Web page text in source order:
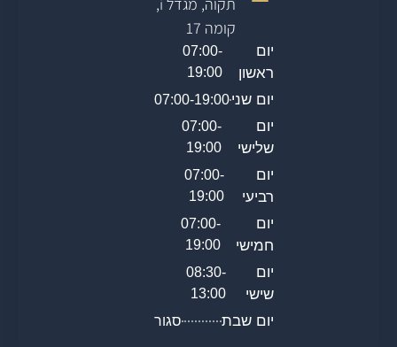
תקוה, מגדל i,
קומה 17
יום
ראשון
07:00-
19:00
יום שני07:00-19:00
יום
שלישי
07:00-
19:00
יום
רביעי
07:00-
19:00
יום
חמישי
07:00-
19:00
יום
שישי
08:30-
13:00
יום שבת סגור